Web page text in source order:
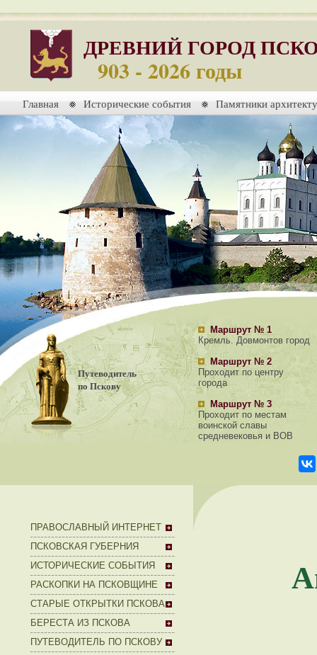
ДРЕВНИЙ ГОРОД
903 - 2026 годы
Главная Исторические события Памятники
Путеводитель
по Пскову
Маршрут № 1
Кремль. Довмонтов город
Маршрут № 2
Проходит по центру
города
Маршрут № 3
Проходит по местам
воинской славы
средневековья и ВОВ
ПРАВОСЛАВНЫЙ ИНТЕРНЕТ
ПСКОВСКАЯ ГУБЕРНИЯ
ИСТОРИЧЕСКИЕ СОБЫТИЯ
РАСКОПКИ НА ПСКОВЩИНЕ
СТАРЫЕ ОТКРЫТКИ ПСКОВА
БЕРЕСТА ИЗ ПСКОВА
ПУТЕВОДИТЕЛЬ ПО ПСКОВУ